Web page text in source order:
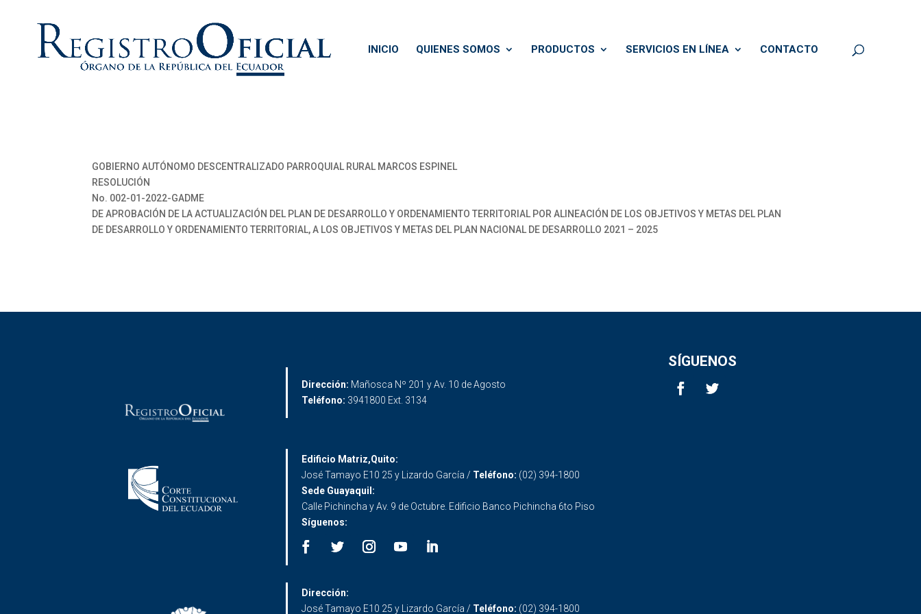
INICIO QUIENES SOMOS PRODUCTOS SERVICIOS EN LÍNEA CONTACTO
GOBIERNO AUTÓNOMO DESCENTRALIZADO PARROQUIAL RURAL MARCOS ESPINEL
RESOLUCIÓN
No. 002-01-2022-GADME
DE APROBACIÓN DE LA ACTUALIZACIÓN DEL PLAN DE DESARROLLO Y ORDENAMIENTO TERRITORIAL POR ALINEACIÓN DE LOS OBJETIVOS Y METAS DEL PLAN
DE DESARROLLO Y ORDENAMIENTO TERRITORIAL, A LOS OBJETIVOS Y METAS DEL PLAN NACIONAL DE DESARROLLO 2021 – 2025
Dirección: Mañosca Nº 201 y Av. 10 de Agosto
Teléfono: 3941800 Ext. 3134
SÍGUENOS
Edificio Matriz,Quito:
José Tamayo E10 25 y Lizardo García / Teléfono: (02) 394-1800
Sede Guayaquil:
Calle Pichincha y Av. 9 de Octubre. Edificio Banco Pichincha 6to Piso
Síguenos:
Dirección:
José Tamayo E10 25 y Lizardo García / Teléfono: (02) 394-1800